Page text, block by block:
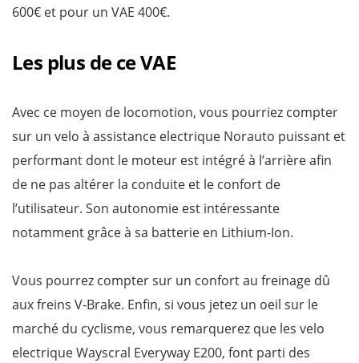
600€ et pour un VAE 400€.
Les plus de ce VAE
Avec ce moyen de locomotion, vous pourriez compter
sur un velo à assistance electrique Norauto puissant et
performant dont le moteur est intégré à l’arrière afin
de ne pas altérer la conduite et le confort de
l’utilisateur. Son autonomie est intéressante
notamment grâce à sa batterie en Lithium-Ion.
Vous pourrez compter sur un confort au freinage dû
aux freins V-Brake. Enfin, si vous jetez un oeil sur le
marché du cyclisme, vous remarquerez que les velo
electrique Wayscral Everyway E200, font parti des